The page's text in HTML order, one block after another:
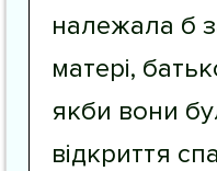
належала б
матері,
якби вони
відкриття